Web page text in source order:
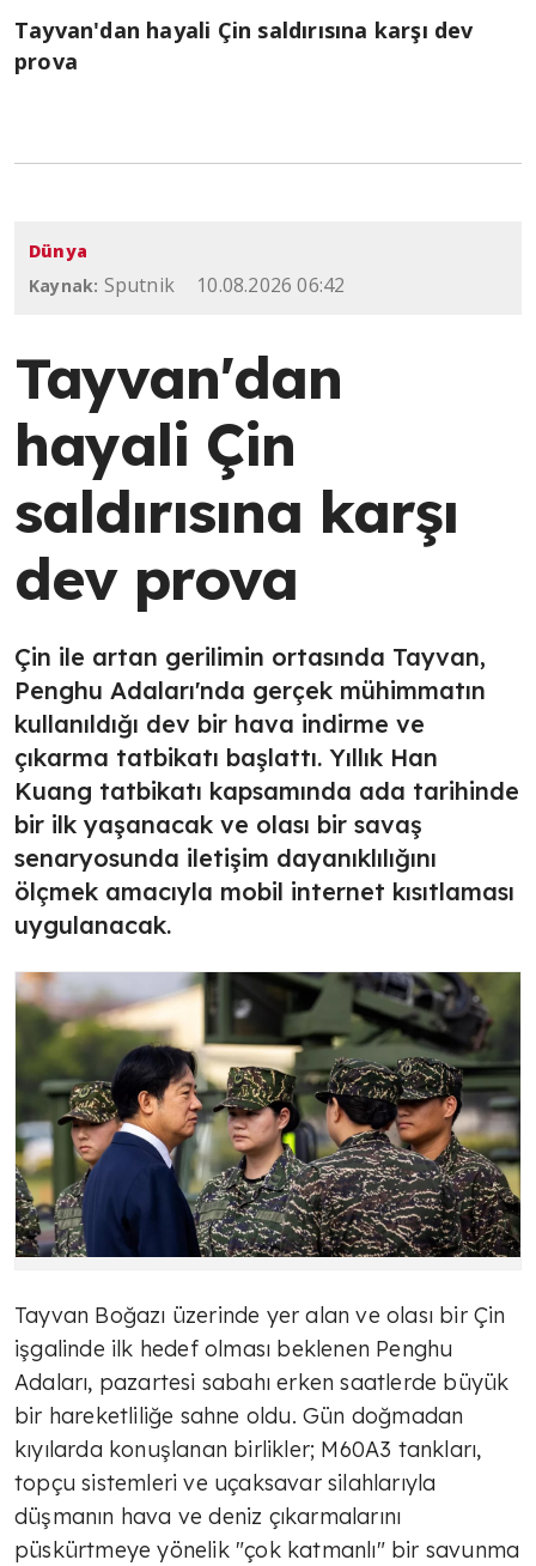
Tayvan'dan hayali Çin saldırısına karşı dev
prova
Dünya
Kaynak: Sputnik 10.08.2026 06:42
Tayvan'dan
hayali Çin
saldırısına karşı
dev prova
Çin ile artan gerilimin ortasında Tayvan,
Penghu Adaları'nda gerçek mühimmatın
kullanıldığı dev bir hava indirme ve
çıkarma tatbikatı başlattı. Yıllık Han
Kuang tatbikatı kapsamında ada tarihinde
bir ilk yaşanacak ve olası bir savaş
senaryosunda iletişim dayanıklılığını
ölçmek amacıyla mobil internet kısıtlaması
uygulanacak.
Tayvan Boğazı üzerinde yer alan ve olası bir Çin
işgalinde ilk hedef olması beklenen Penghu
Adaları, pazartesi sabahı erken saatlerde büyük
bir hareketliliğe sahne oldu. Gün doğmadan
kıyılarda konuşlanan birlikler; M60A3 tankları,
topçu sistemleri ve uçaksavar silahlarıyla
düşmanın hava ve deniz çıkarmalarını
püskürtmeye yönelik "çok katmanlı" bir savunma